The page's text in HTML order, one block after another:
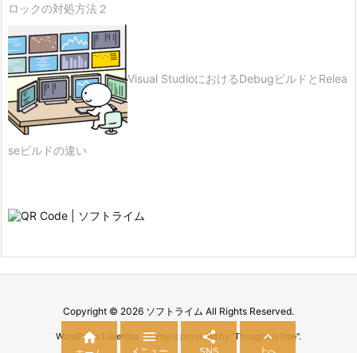
ロックの対処方法２
Visual StudioにおけるDebugビルドとRelea
seビルドの違い
Copyright © 2026 ソフトライム All Rights Reserved.
WordPress Luxeritas Theme is provided by " Thought is free".
 
メニュー

SNS

上へ